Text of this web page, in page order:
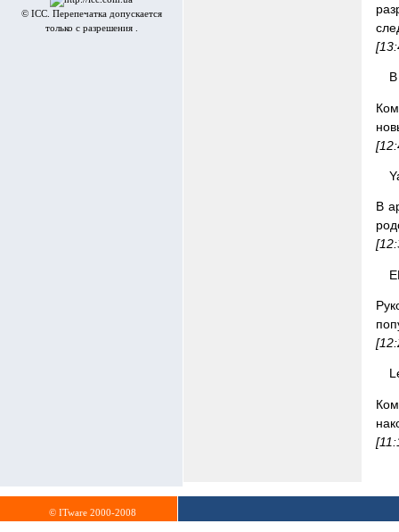
© ICC. Перепечатка допускается
только с разрешения .
В
© ITware 2000-2008